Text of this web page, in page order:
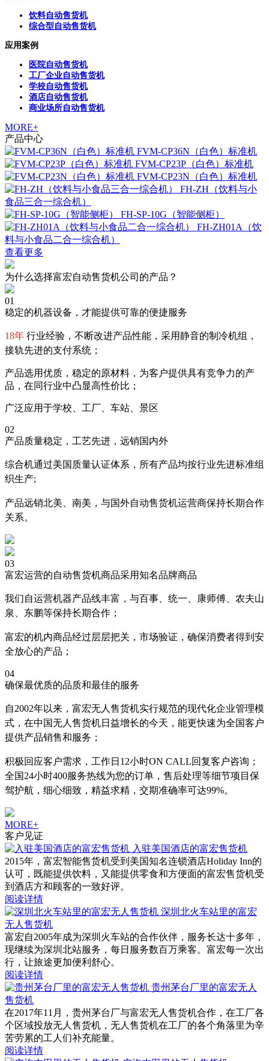
饮料自动售货机
综合型自动售货机
应用案例
医院自动售货机
工厂企业自动售货机
学校自动售货机
酒店自动售货机
商业场所自动售货机
MORE+
产品中心
FVM-CP36N（白色）标准机
FVM-CP23P（白色）标准机
FVM-CP23N（白色）标准机
FH-ZH（饮料与小
食品三合一综合机）
FH-SP-10G（智能侧柜）
FH-ZH01A（饮
料与小食品二合一综合机）
查看更多
为什么选择富宏自动售货机公司的产品？
01
稳定的机器设备，才能提供可靠的便捷服务
18年 行业经验，不断改进产品性能，采用静音的制冷机组，
接轨先进的支付系统；
产品选用优质，稳定的原材料，为客户提供具有竞争力的产
品，在同行业中凸显高性价比；
广泛应用于学校、工厂、车站、景区
02
产品质量稳定，工艺先进，远销国内外
综合机通过美国质量认证体系，所有产品均按行业先进标准组
织生产;
产品远销北美、南美，与国外自动售货机运营商保持长期合作
关系。
03
富宏运营的自动售货机商品采用知名品牌商品
我们自运营机器产品线丰富，与百事、统一、康师傅、农夫山
泉、东鹏等保持长期合作；
富宏的机内商品经过层层把关，市场验证，确保消费者得到安
全放心的产品；
04
确保最优质的品质和最佳的服务
自2002年以来，富宏无人售货机实行规范的现代化企业管理模
式，在中国无人售货机日益增长的今天，能更快速为全国客户
提供产品销售和服务；
积极回应客户需求，工作日12小时ON CALL回复客户咨询；
全国24小时400服务热线为您的订单，售后处理等细节项目保
驾护航，细心细致，精益求精，交期准确率可达99%。
MORE+
客户见证
入驻美国酒店的富宏售货机
2015年，富宏智能售货机受到美国知名连锁酒店Holiday Inn的
认可，既能提供饮料，又能提供零食和方便面的富宏售货机受
到酒店方和顾客的一致好评。
阅读详情
深圳北火车站里的富宏
无人售货机
富宏自2005年成为深圳火车站的合作伙伴，服务长达十多年，
现继续为深圳北站服务，每日服务数百万乘客。富宏每一次出
行，让旅途更加便利舒心。
阅读详情
贵州茅台厂里的富宏无人
售货机
在2017年11月，贵州茅台厂与富宏无人售货机合作，在工厂各
个区域投放无人售货机，无人售货机在工厂的各个角落里为辛
苦劳累的工人们补充能量。
阅读详情